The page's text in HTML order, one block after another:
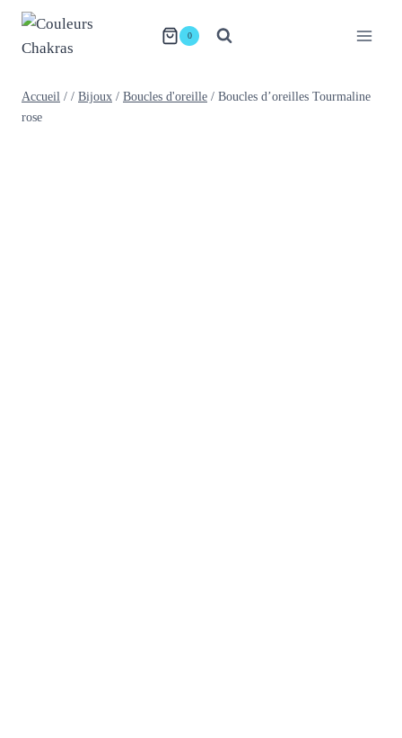
Aller
0
Accueil / / Bijoux / Boucles d'oreille / Boucles d’oreilles Tourmaline
rose